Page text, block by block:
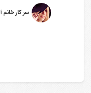
سر کار خانم